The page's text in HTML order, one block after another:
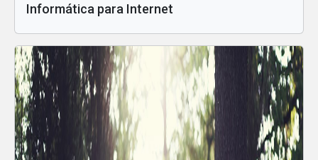
Informática para Internet